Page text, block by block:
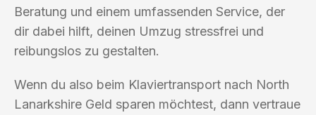
Beratung und einem umfassenden Service, der
dir dabei hilft, deinen Umzug stressfrei und
reibungslos zu gestalten.
Wenn du also beim Klaviertransport nach North
Lanarkshire Geld sparen möchtest, dann vertraue